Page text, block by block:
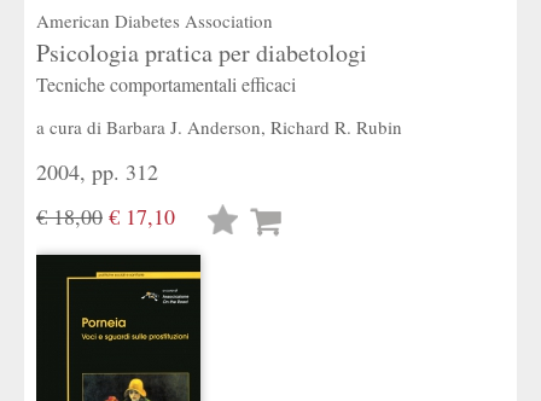
American Diabetes Association
Psicologia pratica per diabetologi
Tecniche comportamentali efficaci
a cura di Barbara J. Anderson, Richard R. Rubin
2004, pp. 312
€ 18,00 € 17,10
Lista